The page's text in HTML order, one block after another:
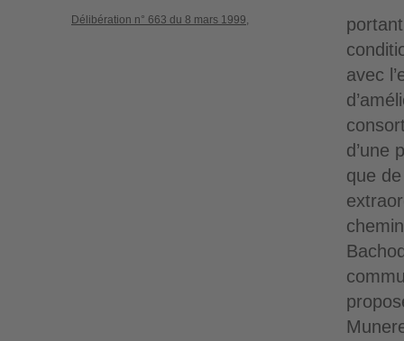
Délibération n° 663 du 8 mars 1999,
avec
d’une
que